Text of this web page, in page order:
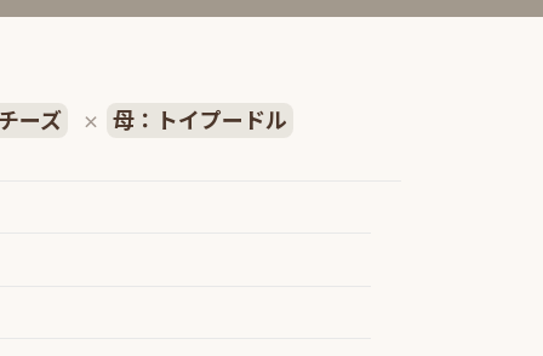
ーズ × 母：トイプードル